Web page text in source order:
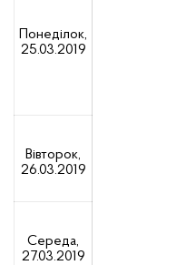
Понеділок,
25.03.2019
Вівторок,
26.03.2019
Середа,
27.03.2019